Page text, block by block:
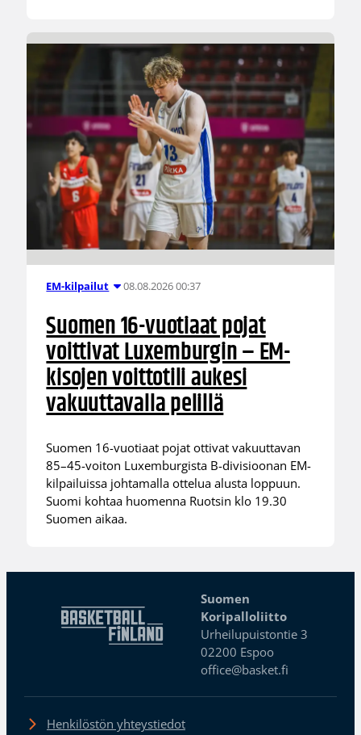
EM-kilpailut 08.08.2026 00:37
Suomen 16-vuotiaat pojat
voittivat Luxemburgin – EM-
kisojen voittotili aukesi
vakuuttavalla pelillä
Suomen 16-vuotiaat pojat ottivat vakuuttavan
85–45-voiton Luxemburgista B-divisioonan EM-
kilpailuissa johtamalla ottelua alusta loppuun.
Suomi kohtaa huomenna Ruotsin klo 19.30
Suomen aikaa.
Suomen
Koripalloliitto
Urheilupuistontie 3
02200 Espoo
office@basket.fi
Henkilöstön yhteystiedot